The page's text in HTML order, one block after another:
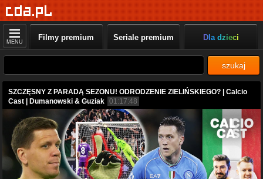
MENU Filmy premium Seriale premium Dla dzieci
szukaj
SZCZĘSNY Z PARADĄ SEZONU! ODRODZENIE ZIELIŃSKIEGO? | Calcio
Cast | Dumanowski & Guziak 01:17:48